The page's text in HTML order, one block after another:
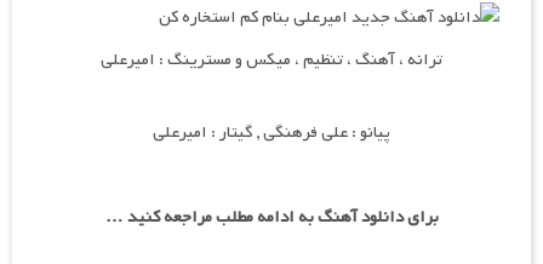
ترانه ، آهنگ ، تنظیم ، میکس و مسترینگ : امیرعلی
پیانو : علی فرهنگی , گیتار : امیرعلی
برای دانلود آهنگ به ادامه مطلب مراجعه کنید …